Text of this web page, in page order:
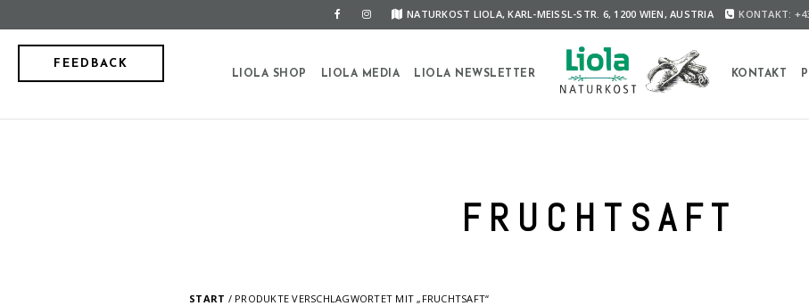
NATURKOST LIOLA, KARL-MEISSL-STR. 6, 1200 WIEN, AUSTRIA KONTAKT:
FEEDBACK
LIOLA SHOP LIOLA MEDIA LIOLA NEWSLETTER KONTAKT
FRUCHTSAFT
START / PRODUKTE VERSCHLAGWORTET MIT „FRUCHTSAFT“